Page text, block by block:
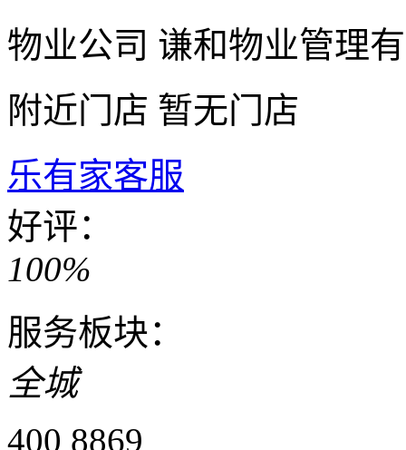
物业公司 谦和物业管理
附近门店 暂无门店
乐有家客服
好评：
100%
服务板块：
全城
400 8869